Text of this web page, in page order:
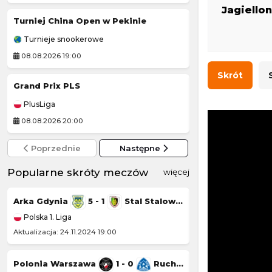
Turniej China Open w Pekinie
Turnieje snookerowe
08.08.2026 19:00
Grand Prix PLS
PlusLiga
08.08.2026 20:00
Czornomoreć
Poprzednie Następne
Popularne skróty meczów więcej
Arka Gdynia 5 - 1 Stal Stalowa Wola
Polska 1. Liga
Aktualizacja: 24.11.2024 19:00
Polonia Warszawa 1 - 0 Ruch Chorzów
Skrót